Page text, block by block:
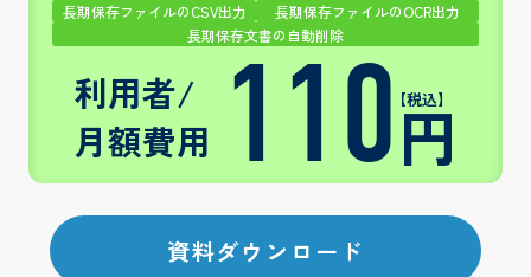
長期保存ファイルのCSV出力
長期保存ファイルのOCR出力
長期保存文書の自動削除
利用者/
月額費用 110 【税込】
円
資料ダウンロード